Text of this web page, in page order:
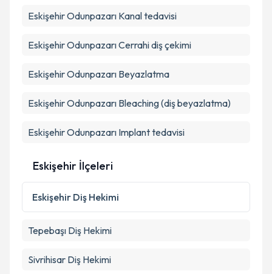
Takvim Talebini Gönder
Eskişehir Odunpazarı Kanal tedavisi
Eskişehir Odunpazarı Cerrahi diş çekimi
Eskişehir Odunpazarı Beyazlatma
Eskişehir Odunpazarı Bleaching (diş beyazlatma)
Eskişehir Odunpazarı Implant tedavisi
Eskişehir İlçeleri
Eskişehir Diş Hekimi
Tepebaşı Diş Hekimi
Sivrihisar Diş Hekimi